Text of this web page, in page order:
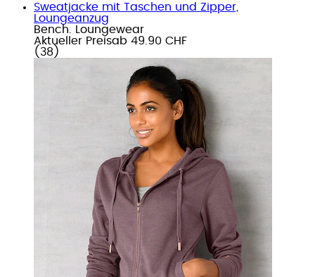
Sweatjacke mit Taschen und Zipper,
Loungeanzug
Bench. Loungewear
Aktueller Preisab 49.90 CHF
( 38 )